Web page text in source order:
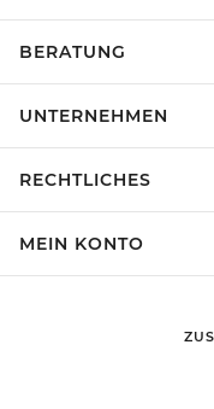
BERATUNG
UNTERNEHMEN
RECHTLICHES
MEIN KONTO